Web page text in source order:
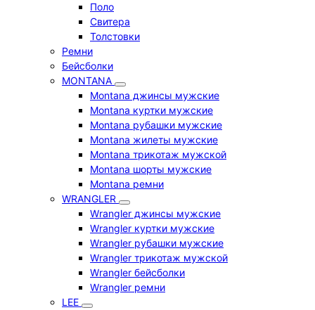
Поло
Свитера
Толстовки
Ремни
Бейсболки
MONTANA
Montana джинсы мужские
Montana куртки мужские
Montana рубашки мужские
Montana жилеты мужские
Montana трикотаж мужской
Montana шорты мужские
Montana ремни
WRANGLER
Wrangler джинсы мужские
Wrangler куртки мужские
Wrangler рубашки мужские
Wrangler трикотаж мужской
Wrangler бейсболки
Wrangler ремни
LEE